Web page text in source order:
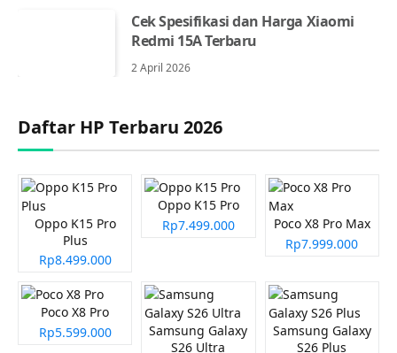
Cek Spesifikasi dan Harga Xiaomi
Redmi 15A Terbaru
2 April 2026
Daftar HP Terbaru 2026
Oppo K15 Pro
Plus
Rp8.499.000
Oppo K15 Pro
Rp7.499.000
Poco X8 Pro Max
Rp7.999.000
Poco X8 Pro
Rp5.599.000
Samsung Galaxy
S26 Ultra
Samsung Galaxy
S26 Plus